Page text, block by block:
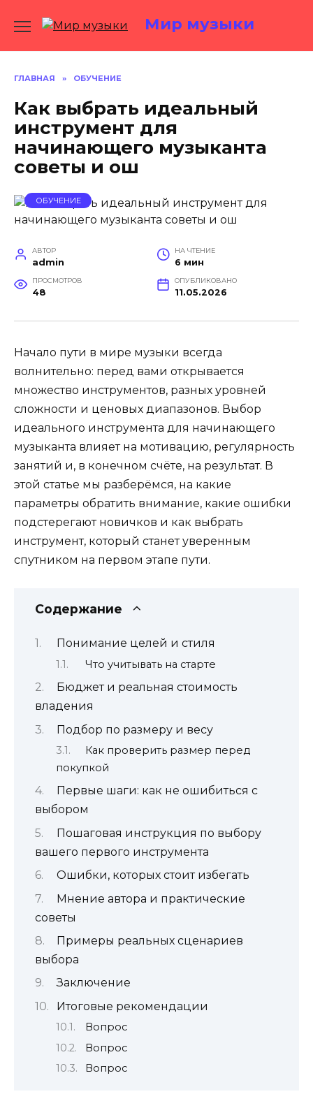
Мир музыки
ГЛАВНАЯ » ОБУЧЕНИЕ
Как выбрать идеальный
инструмент для
начинающего музыканта
советы и ош
ОБУЧЕНИЕ
АВТОР
admin
НА ЧТЕНИЕ
6 мин
ПРОСМОТРОВ
48
ОПУБЛИКОВАНО
11.05.2026
Начало пути в мире музыки всегда
волнительно: перед вами открывается
множество инструментов, разных уровней
сложности и ценовых диапазонов. Выбор
идеального инструмента для начинающего
музыканта влияет на мотивацию, регулярность
занятий и, в конечном счёте, на результат. В
этой статье мы разберёмся, на какие
параметры обратить внимание, какие ошибки
подстерегают новичков и как выбрать
инструмент, который станет уверенным
спутником на первом этапе пути.
Содержание
Понимание целей и стиля
Что учитывать на старте
Бюджет и реальная стоимость
владения
Подбор по размеру и весу
Как проверить размер перед
покупкой
Первые шаги: как не ошибиться с
выбором
Пошаговая инструкция по выбору
вашего первого инструмента
Ошибки, которых стоит избегать
Мнение автора и практические
советы
Примеры реальных сценариев
выбора
Заключение
Итоговые рекомендации
Вопрос
Вопрос
Вопрос